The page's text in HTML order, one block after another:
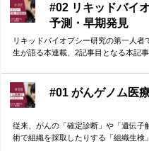
#02 リキッドバイ
予測・早期発見
リキッドバイオプシー研究の第一人
生が語る本連載、2記事目となる本記
#01 がんゲノム医
従来、がんの「確定診断」や「遺伝
術で組織を採取したりする「組織生検